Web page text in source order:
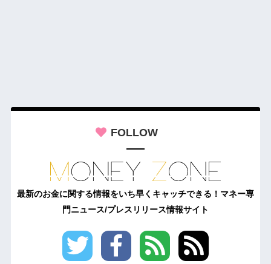
FOLLOW
最新のお金に関する情報をいち早くキャッチできる！マネー専
門ニュース/プレスリリース情報サイト